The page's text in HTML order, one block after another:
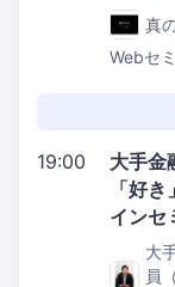
真
Webセ
19:00
大手金
「好
インセ
大
員